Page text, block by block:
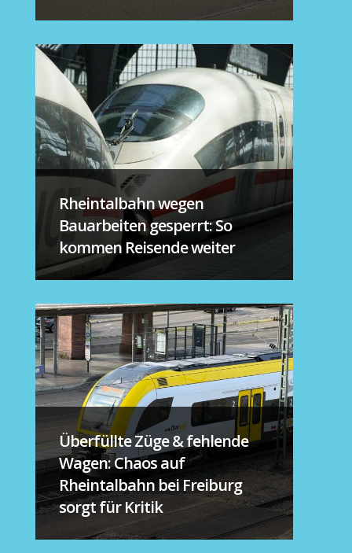
Rheintalbahn wegen
Bauarbeiten gesperrt: So
kommen Reisende weiter
Überfüllte Züge & fehlende
Wagen: Chaos auf
Rheintalbahn bei Freiburg
sorgt für Kritik